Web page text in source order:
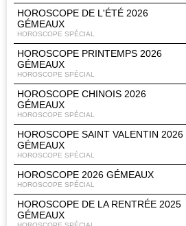
Sagittaire Capricorne Verseau Poissons
HOROSCOPE DE L'ÉTÉ 2026
GÉMEAUX
HOROSCOPE SPÉCIAL
HOROSCOPE PRINTEMPS 2026
GÉMEAUX
HOROSCOPE SPÉCIAL
HOROSCOPE CHINOIS 2026
GÉMEAUX
HOROSCOPE SPÉCIAL
HOROSCOPE SAINT VALENTIN 2026
GÉMEAUX
HOROSCOPE SPÉCIAL
HOROSCOPE 2026 GÉMEAUX
HOROSCOPE SPÉCIAL
HOROSCOPE DE LA RENTRÉE 2025
GÉMEAUX